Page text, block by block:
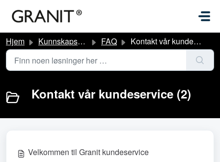
Hjem Kunnskapsbase FAQ Kontakt vår kundeservice
Kontakt vår kundeservice (2)
Velkommen til Granit kundeservice